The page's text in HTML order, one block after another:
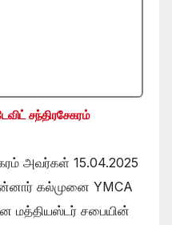
சந்திரசேகரம்
அவர்கள் 15.04.2025
கல்முனை YMCA
மத்தியஸ்டர் சபையின்